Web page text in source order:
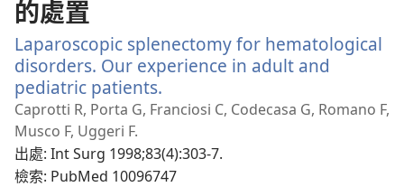
的處置
Laparoscopic splenectomy for hematological
disorders. Our experience in adult and
pediatric patients.
啟
視
窗）
Caprotti R, Porta G, Franciosi C, Codecasa G, Romano F,
Musco F, Uggeri F.
出處‎: Int Surg 1998;83(4):303-7.
檢索‎: PubMed 10096747